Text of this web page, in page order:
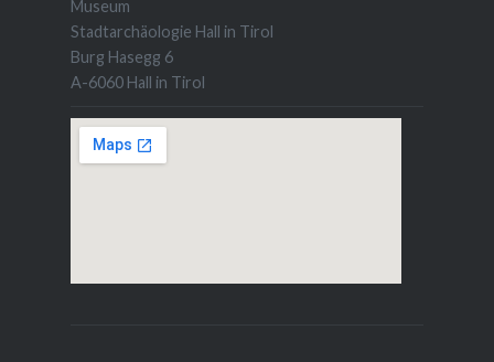
Museum
Stadtarchäologie Hall in Tirol
Burg Hasegg 6
A-6060 Hall in Tirol